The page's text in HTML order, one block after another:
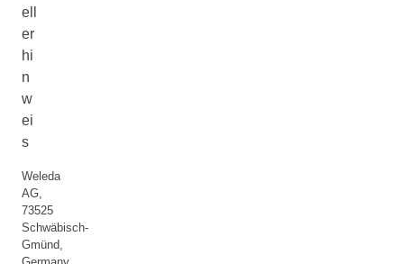
ell
er
hi
n
w
ei
s
Weleda
AG,
73525
Schwäbisch-
Gmünd,